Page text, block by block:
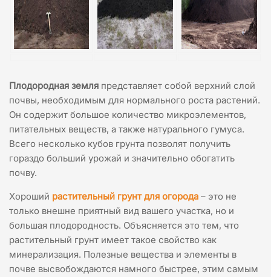
Плодородная земля представляет собой верхний слой
почвы, необходимым для нормального роста растений.
Он содержит большое количество микроэлементов,
питательных веществ, а также натурального гумуса.
Всего несколько кубов грунта позволят получить
гораздо больший урожай и значительно обогатить
почву.
Хороший растительный грунт для огорода – это не
только внешне приятный вид вашего участка, но и
большая плодородность. Объясняется это тем, что
растительный грунт имеет такое свойство как
минерализация. Полезные вещества и элементы в
почве высвобождаются намного быстрее, этим самым